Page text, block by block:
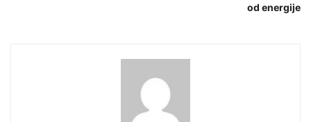
od energije